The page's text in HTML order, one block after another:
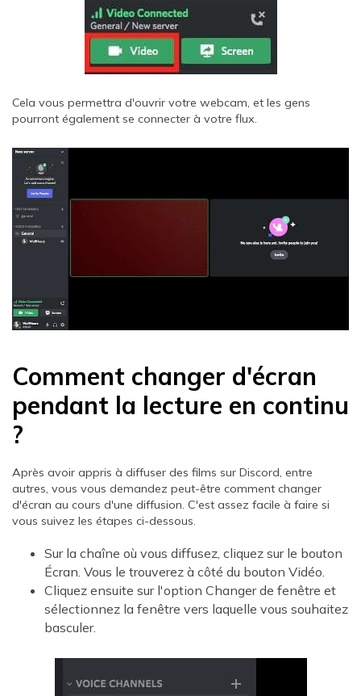
Cela vous permettra d'ouvrir votre webcam, et les gens
pourront également se connecter à votre flux.
Comment changer d'écran
pendant la lecture en continu
?
Après avoir appris à diffuser des films sur Discord, entre
autres, vous vous demandez peut-être comment changer
d'écran au cours d'une diffusion. C'est assez facile à faire si
vous suivez les étapes ci-dessous.
Sur la chaîne où vous diffusez, cliquez sur le bouton
Écran. Vous le trouverez à côté du bouton Vidéo.
Cliquez ensuite sur l'option Changer de fenêtre et
sélectionnez la fenêtre vers laquelle vous souhaitez
basculer.